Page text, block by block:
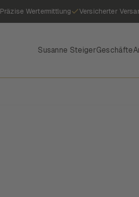
Präzise Wertermittlung Versicherter
Susanne SteigerGeschäfte